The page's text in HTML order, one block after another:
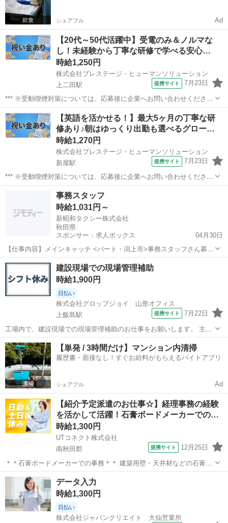
シェアフル Ad
【20代～50代活躍中】受電のみ＆ノルマな
し！未経験から丁寧な研修で学べる安心…
時給1,250円
株式会社プレステージ・ヒューマンソリューション
上二田駅
提携サイト 7月23日
*** ※受動喫煙対策については、応募後に企業へお問い合わせくださ
い。 派遣社員 社会保険制度あり 労災完備 研修あり 未経験者OK フリ
ーター歓迎、主婦(夫)歓迎、長期歓迎 車通勤OK、未経験歓迎
秋田 潟上市 上二田駅 電話対応
【英語を活かせる！】最大5ヶ月の丁寧な研
修あり♪朝はゆっくり出勤も選べるグロー…
時給1,270円
株式会社プレステージ・ヒューマンソリューション
新屋駅
提携サイト 7月23日
*** ※受動喫煙対策については、応募後に企業へお問い合わせくださ
い。 派遣社員 社会保険制度あり 労災完備 研修あり 未経験者OK フリ
ーター歓迎、主婦(夫)歓迎、長期歓迎 交通費支給、語学力を活かせ
る、車...
秋田市 新屋駅
事務スタッフ
時給1,031円～
新昭和タクシー株式会社
秋田県
スポンサー：求人ボックス
04月30日
【仕事内容】メインキャッチ <パート・潟上市>事務スタッフさん募
集!ミドル・シニアの方も活躍中 午前中メインのお仕事です。 仕事内
容 地域密着で地元で元気に頑張る当社で頑張ってみませんか! ドライ
バーさんをサポートする事務スタッフ...
アルバイト・パート
建設現場での現場管理補助
時給1,900円
日払い
株式会社グロップジョイ 山形オフィス
上飯島駅
提携サイト 7月22日
工場内で、建設現場での現場管理補助のお仕事をお願いします。 主な
お仕事は、以下の作業です。 ・洋上風力発電の建設現場にて現場管理
の業務補助を担当して頂きます ・朝礼や夕礼での作業員への指示出し
・作業員のフォロー ・各工程...
秋田 秋田市 上飯島駅 一般事務
【単発 / 3時間だけ】マンション内清掃
履歴書・面接なし！すぐお給料がもらえるバイトアプリ
シェアフル Ad
【紹介予定派遣のお仕事☆】経理事務の経験
を活かして活躍！石膏ボードメーカーでの…
時給1,300円
UTコネクト株式会社
南秋田郡
提携サイト 12月25日
＊＊石膏ボードメーカーでの事務＊＊ 建築用壁・天井材などの石膏ボ
ードを製造している企業で PCを使ったデスクワークをお任せします♪
☆紹介予定派遣のお仕事！ 最長6か月の派遣契約終了後、双方の合意
のうえ 派遣先での直接雇...
秋田 南秋田郡 電話対応
データ入力
時給1,300円
日払い
株式会社ジャパンクリエイト 大仙営業所